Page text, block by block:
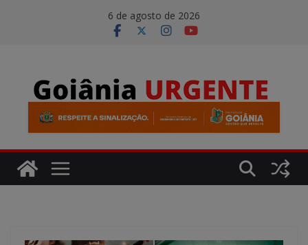
6 de agosto de 2026
modal-check